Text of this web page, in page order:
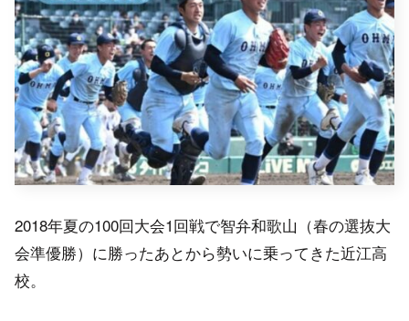
2018年夏の100回大会1回戦で智弁和歌山（春の選抜大
会準優勝）に勝ったあとから勢いに乗ってきた近江高
校。